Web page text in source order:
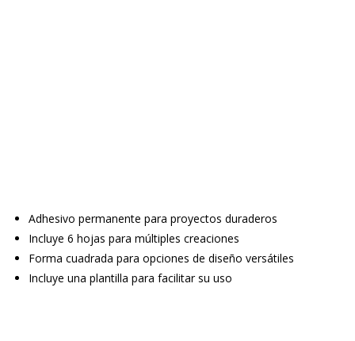
Adhesivo permanente para proyectos duraderos
Incluye 6 hojas para múltiples creaciones
Forma cuadrada para opciones de diseño versátiles
Incluye una plantilla para facilitar su uso